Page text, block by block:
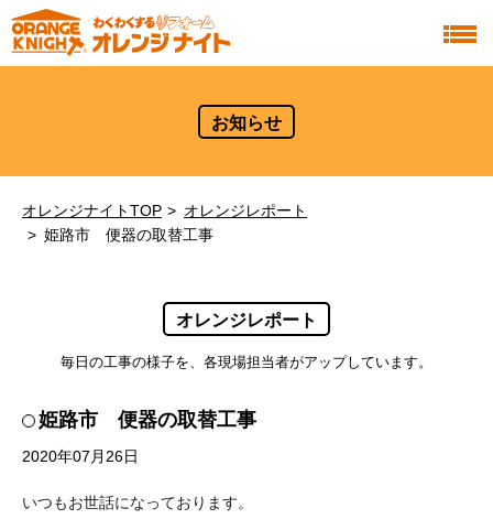
お知らせ
オレンジナイトTOP
オレンジレポート
姫路市 便器の取替工事
オレンジレポート
毎日の工事の様子を、各現場担当者がアップしています。
姫路市 便器の取替工事
2020年07月26日
いつもお世話になっております。